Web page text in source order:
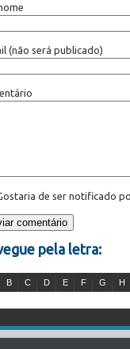
(não será publicado)
de ser notificado
pela letra:
B C D E F G H